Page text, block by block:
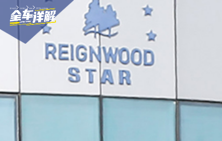
爱卡首页> 汽车图片> 途锐 > 2019款-全车详解